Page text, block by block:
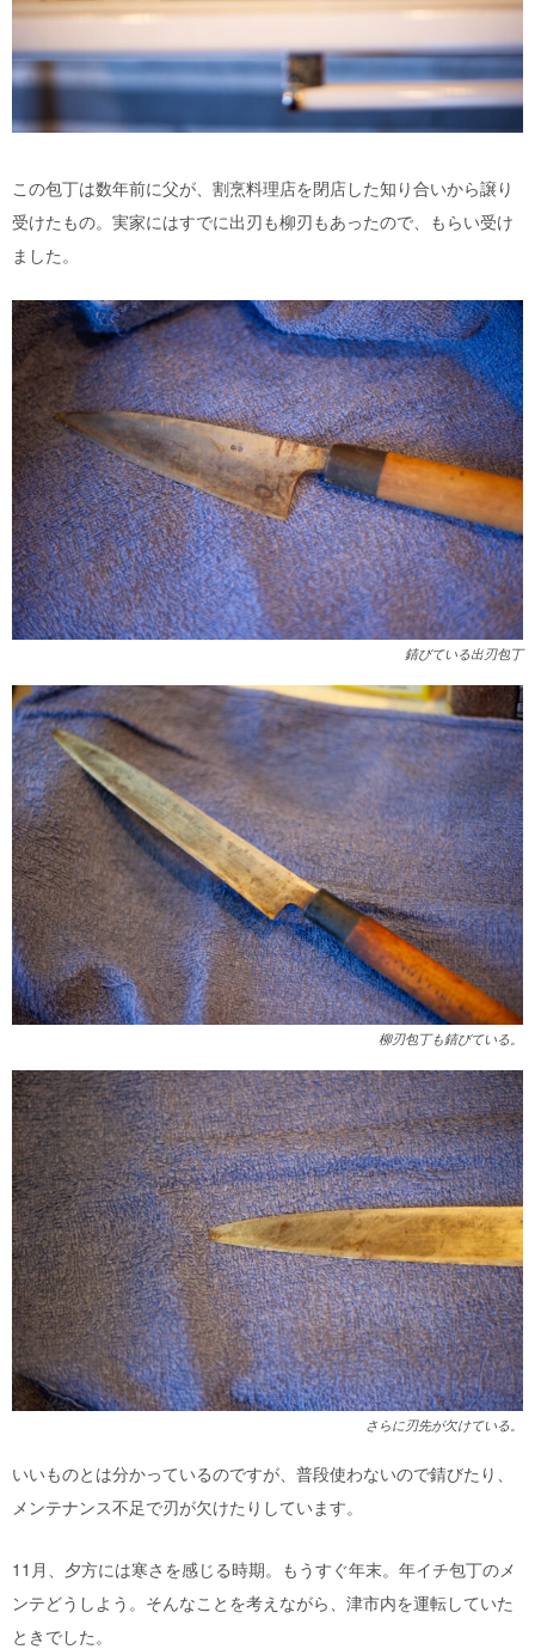
この包丁は数年前に父が、割烹料理店を閉店した知り合いから譲り
受けたもの。実家にはすでに出刃も柳刃もあったので、もらい受け
ました。
錆びている出刃包丁
柳刃包丁も錆びている。
さらに刃先が欠けている。
いいものとは分かっているのですが、普段使わないので錆びたり、
メンテナンス不足で刃が欠けたりしています。
11月、夕方には寒さを感じる時期。もうすぐ年末。年イチ包丁のメ
ンテどうしよう。そんなことを考えながら、津市内を運転していた
ときでした。